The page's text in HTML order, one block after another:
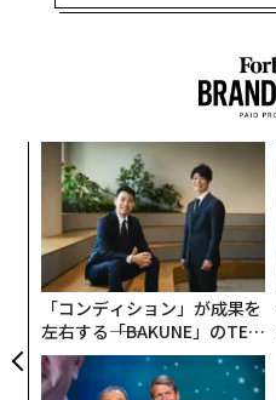
「コンディション」が成果を
左右する――「BAKUNE」のTEN
TIALが支える「挑戦者の明
日」